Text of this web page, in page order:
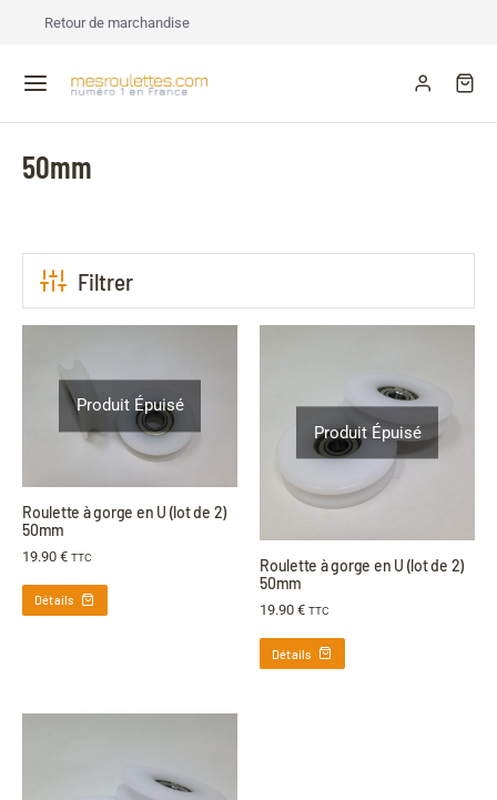
Retour de marchandise
50mm
Filtrer
Produit Épuisé
Roulette à gorge en U (lot de 2)
50mm
19.90 € TTC
Détails
Produit Épuisé
Roulette à gorge en U (lot de 2)
50mm
19.90 € TTC
Détails